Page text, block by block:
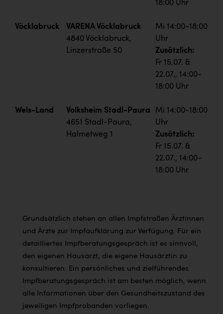
18:00 Uhr
Vöcklabruck
VARENA Vöcklabruck
4840 Vöcklabruck,
Linzerstraße 50
Mi 14:00-18:00
Uhr
Zusätzlich:
Fr 15.07. &
22.07., 14:00-
18:00 Uhr
Wels-Land
Volksheim Stadl-Paura
4651 Stadl-Paura,
Halmetweg 1
Mi 14:00-18:00
Uhr
Zusätzlich:
Fr 15.07. &
22.07., 14:00-
18:00 Uhr
Grundsätzlich stehen an allen Impfstraßen Ärztinnen
und Ärzte zur Impfaufklärung zur Verfügung. Für ein
detailliertes Impfberatungsgespräch ist es sinnvoll,
den eigenen Hausarzt, die eigene Hausärztin zu
konsultieren. Ein persönliches und zielführendes
Impfberatungsgespräch ist am besten möglich, wenn
alle Informationen über den Gesundheitszustand des
jeweiligen Impfprobanden vorliegen.